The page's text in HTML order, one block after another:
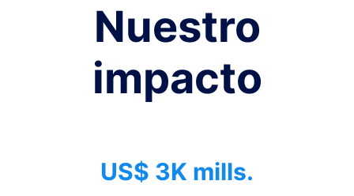
Nuestro
impacto
US$ 3K mills.